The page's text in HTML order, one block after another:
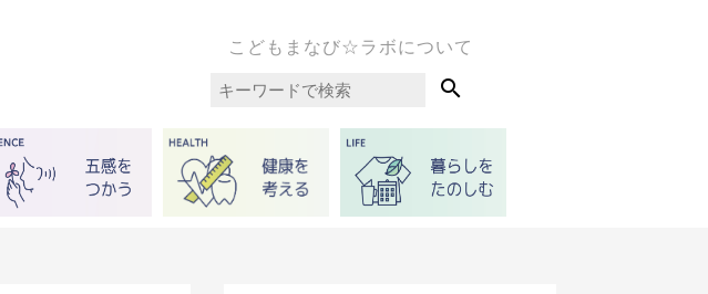
こどもまなび☆ラボについて
